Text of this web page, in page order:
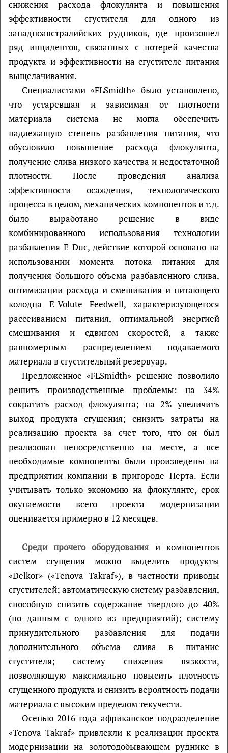
снижения расхода флокулянта и повышения
эффективности сгустителя для одного из
западноавстралийских рудников, где произошел
ряд инцидентов, связанных с потерей качества
продукта и эффективности на сгустителе питания
выщелачивания.
Специалистами «FLSmidth» было установлено,
что устаревшая и зависимая от плотности
материала система не могла обеспечить
надлежащую степень разбавления питания, что
обусловило повышение расхода флокулянта,
получение слива низкого качества и недостаточной
плотности. После проведения анализа
эффективности осаждения, технологического
процесса в целом, механических компонентов и т.д.
было выработано решение в виде
комбинированного использования технологии
разбавления E-Duc, действие которой основано на
использовании момента потока питания для
получения большого объема разбавленного слива,
оптимизации расхода и смешивания и питающего
колодца E-Volute Feedwell, характеризующегося
рассеиванием питания, оптимальной энергией
смешивания и сдвигом скоростей, а также
равномерным распределением подаваемого
материала в сгустительный резервуар.
Предложенное «FLSmidth» решение позволило
решить производственные проблемы: на 34%
сократить расход флокулянта; на 2% увеличить
выход продукта сгущения; снизить затраты на
реализацию проекта за счет того, что он был
реализован непосредственно на месте, а все
необходимые компоненты были произведены на
предприятии компании в пригороде Перта. Если
учитывать только экономию на флокулянте, срок
окупаемости всего проекта модернизации
оценивается примерно в 12 месяцев.
Среди прочего оборудования и компонентов
систем сгущения можно выделить продукты
«Delkor» («Tenova Takraf»), в частности приводы
сгустителей; автоматическую систему разбавления,
способную снизить содержание твердого до 40%
(по данным с одного из предприятий); систему
принудительного разбавления для подачи
дополнительного объема слива в питание
сгустителя; систему снижения вязкости,
позволяющую максимально повысить плотность
сгущенного продукта и снизить вероятность подачи
материала с высоким пределом текучести.
Осенью 2016 года африканское подразделение
«Tenova Takraf» привлекли к реализации проекта
модернизации на золотодобывающем руднике в